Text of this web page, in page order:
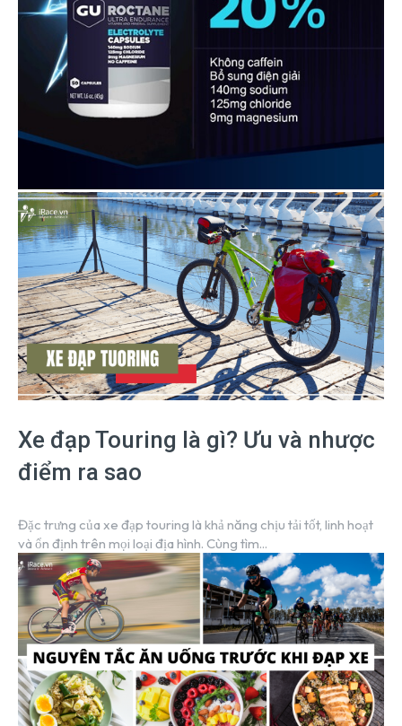
Xe đạp Touring là gì? Ưu và nhược
điểm ra sao
Đặc trưng của xe đạp touring là khả năng chịu tải tốt, linh hoạt
và ổn định trên mọi loại địa hình. Cùng tìm...